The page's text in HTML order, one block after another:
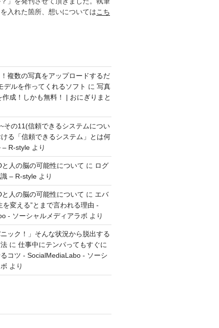
入れた箇所、想いについてはこち
複数の写真をアップロードするだ
デルを作ってくれるソフト に 写真
成！しかも無料！ | おにぎりまと
その11(信頼できるシステムについ
る「信頼できるシステム」とは何
– R-styleより
人の脳の可能性について に ログ
– R-styleより
人の脳の可能性について に エバ
を変える”とまで言われる理由 -
- ソーシャルメディアラボ より
ニック！」そんな状況から脱出する
に 仕事中にテンパってもすぐに
コツ - SocialMediaLabo - ソーシ
より